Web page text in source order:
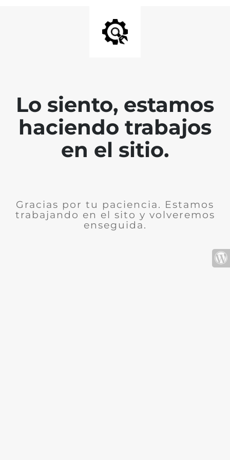
Lo siento, estamos
haciendo trabajos
en el sitio.
Gracias por tu paciencia. Estamos
trabajando en el sito y volveremos
enseguida.